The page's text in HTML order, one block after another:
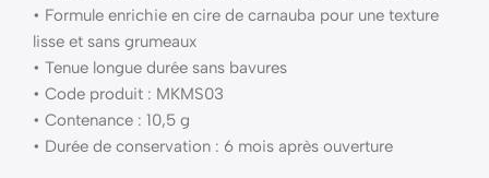
• Formule enrichie en cire de carnauba pour une texture
lisse et sans grumeaux
• Tenue longue durée sans bavures
• Code produit : MKMS03
• Contenance : 10,5 g
• Durée de conservation : 6 mois après ouverture